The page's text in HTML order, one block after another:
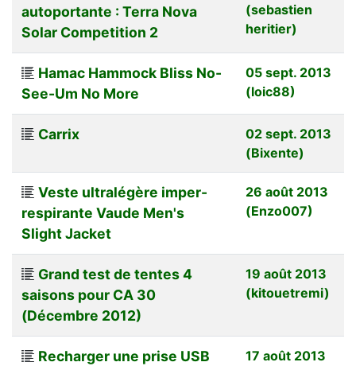
autoportante : Terra Nova
Solar Competition 2
(sebastien
heritier)
Hamac Hammock Bliss No-
See-Um No More
05 sept. 2013
(loic88)
Carrix
02 sept. 2013
(Bixente)
Veste ultralégère imper-
respirante Vaude Men's
Slight Jacket
26 août 2013
(Enzo007)
Grand test de tentes 4
saisons pour CA 30
(Décembre 2012)
19 août 2013
(kitouetremi)
Recharger une prise USB 17 août 2013